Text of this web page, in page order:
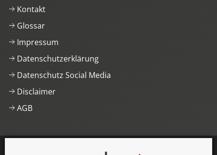
Kontakt
Glossar
Impressum
Datenschutzerklärung
Datenschutz Social Media
Disclaimer
AGB